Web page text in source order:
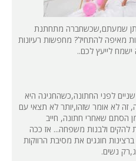
שמעתם,שכשחברה מתחתנת
מאיפה להתחיל? מחפשות רעיונות
ישמח לייעץ לכם..
שניים לפני החתונה,כשהחגיגה היא
זה לא אומר שזהו,יותר לא תצאי עם
הסתם שאחרי חתונה, חייב
ולבנות משפחה... אז ככה
חוגגים את מסיבת הרווקות
נשים.